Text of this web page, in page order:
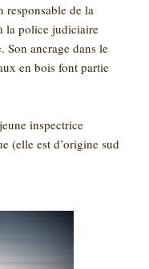
responsable de la
la police judiciaire
Son ancrage dans le
en bois font partie
inspectrice
(elle est d’origine sud